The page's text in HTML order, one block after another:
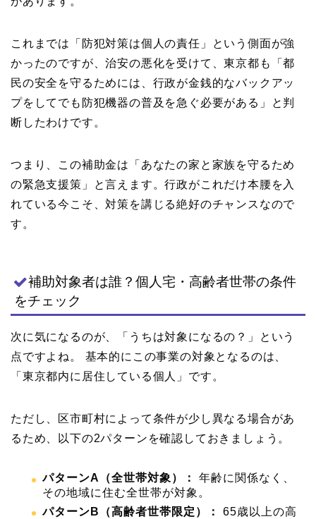
これまでは「防犯対策は個人の責任」という側面が強
かったのですが、治安の悪化を受けて、東京都も「都
民の安全を守るためには、行政が金銭的なバックアッ
プをしてでも防犯機器の普及を急ぐ必要がある」と判
断したわけです。
つまり、この補助金は「あなたの家と家族を守るため
の緊急支援策」と言えます。行政がこれだけ本腰を入
れている今こそ、対策を講じる絶好のチャンスなので
す。
補助対象者は誰？個人宅・高齢者世帯の条件
をチェック
次に気になるのが、「うちは対象になるの？」という
点ですよね。 基本的にこの事業の対象となるのは、
「東京都内に居住している個人」です。
ただし、区市町村によって条件が少し異なる場合があ
るため、以下の2パターンを確認しておきましょう。
パターンA（全世帯対象）：
年齢に関係なく、
その地域に住む全世帯が対象。
パターンB（高齢者世帯限定）：
65歳以上の高